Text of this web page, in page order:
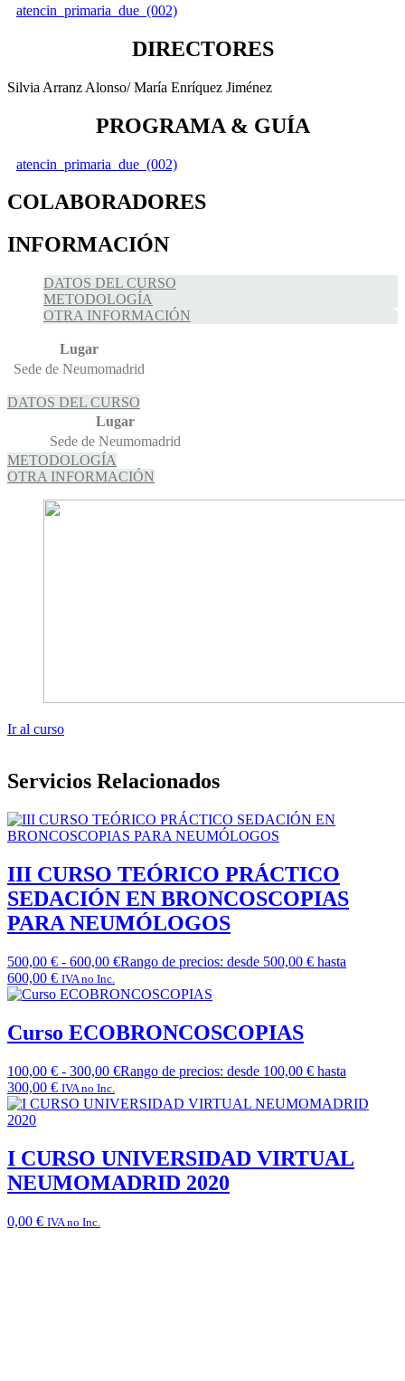
atencin_primaria_due_(002)
DIRECTORES
Silvia Arranz Alonso/ María Enríquez Jiménez
PROGRAMA & GUÍA
atencin_primaria_due_(002)
COLABORADORES
INFORMACIÓN
DATOS DEL CURSO
METODOLOGÍA
OTRA INFORMACIÓN
Lugar
Sede de Neumomadrid
DATOS DEL CURSO
Lugar
Sede de Neumomadrid
METODOLOGÍA
OTRA INFORMACIÓN
Ir al curso
Servicios Relacionados
III CURSO TEÓRICO PRÁCTICO
SEDACIÓN EN BRONCOSCOPIAS
PARA NEUMÓLOGOS
500,00 € - 600,00 €Rango de precios: desde 500,00 € hasta
600,00 € IVA no Inc.
Curso ECOBRONCOSCOPIAS
100,00 € - 300,00 €Rango de precios: desde 100,00 € hasta
300,00 € IVA no Inc.
I CURSO UNIVERSIDAD VIRTUAL
NEUMOMADRID 2020
0,00 € IVA no Inc.